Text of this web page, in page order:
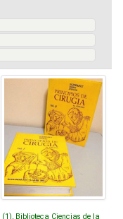
] (1), Biblioteca Ciencias de la